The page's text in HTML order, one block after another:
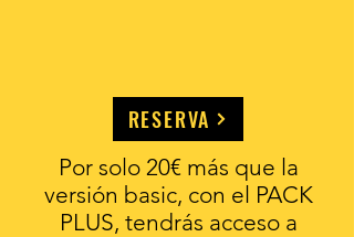
RESERVA
Por solo 20€ más que la
versión basic, con el PACK
PLUS, tendrás acceso a